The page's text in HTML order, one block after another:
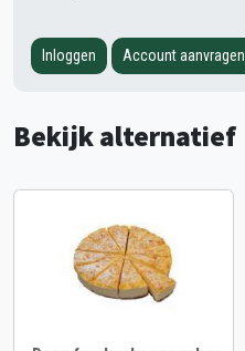
Inloggen Account aanvragen
Bekijk alternatief